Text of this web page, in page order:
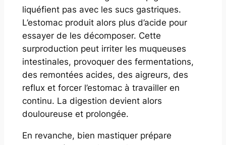
liquéfient pas avec les sucs gastriques.
L’estomac produit alors plus d’acide pour
essayer de les décomposer. Cette
surproduction peut irriter les muqueuses
intestinales, provoquer des fermentations,
des remontées acides, des aigreurs, des
reflux et forcer l’estomac à travailler en
continu. La digestion devient alors
douloureuse et prolongée.
En revanche, bien mastiquer prépare